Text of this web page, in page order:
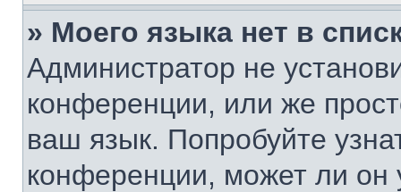
» Моего языка нет в
Администратор не
конференции, или же
ваш язык. Попробуйте
конференции, может ли он